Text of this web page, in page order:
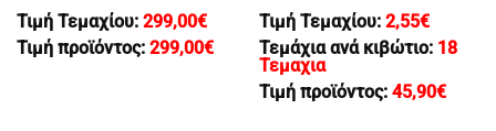
Τιμή Τεμαχίου: 299,00€
Τιμή προϊόντος: 299,00€
Τιμή Τεμαχίου: 2,55€
Τεμάχια ανά κιβώτιο: 18
Τεμαχια
Τιμή προϊόντος: 45,90€